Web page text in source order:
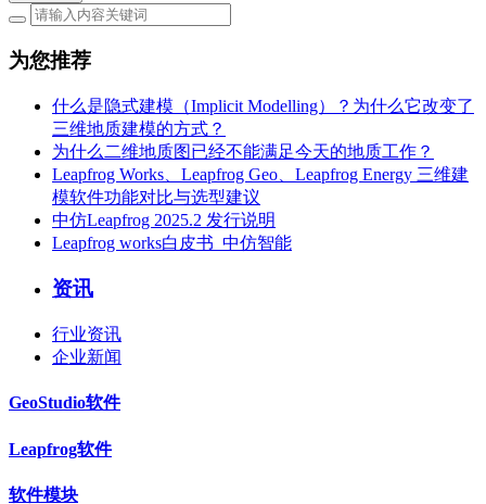
为您推荐
什么是隐式建模（Implicit Modelling）？为什么它改变了
三维地质建模的方式？
为什么二维地质图已经不能满足今天的地质工作？
Leapfrog Works、Leapfrog Geo、Leapfrog Energy 三维建
模软件功能对比与选型建议
中仿Leapfrog 2025.2 发行说明
Leapfrog works白皮书_中仿智能
资讯
行业资讯
企业新闻
GeoStudio软件
Leapfrog软件
软件模块